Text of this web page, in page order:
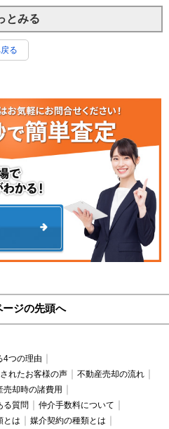
とみる
る
ージの先頭へ
4つの理由
れたお客様の声
不動産売却の流れ
売却時の諸費用
る質問
仲介手数料について
とは
媒介契約の種類とは